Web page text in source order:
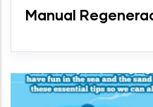
Manual